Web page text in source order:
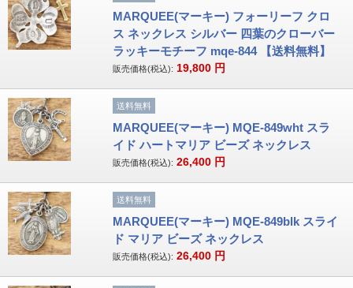
MARQUEE(マーキー) フォーリーフ クロ
ス ネックレス シルバー 四葉のクローバー
ラッキーモチーフ mqe-844 【送料無料】
販売価格(税込): 19,800 円
送料無料
MARQUEE(マーキー) MQE-849wht スラ
イド ハートマリア ビーズ ネックレス
販売価格(税込): 26,400 円
送料無料
MARQUEE(マーキー) MQE-849blk スライ
ド マリア ビーズ ネックレス
販売価格(税込): 26,400 円